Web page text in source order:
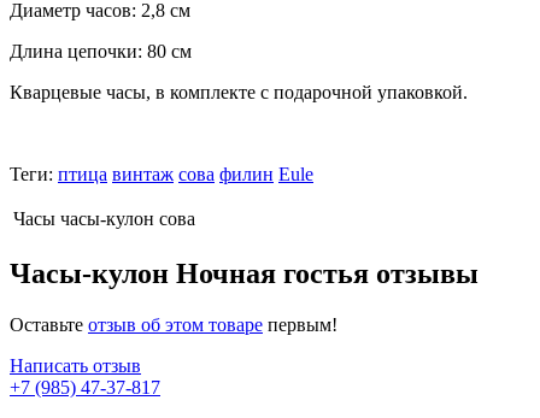
Диаметр часов: 2,8 см
Длина цепочки: 80 см
Кварцевые часы, в комплекте с подарочной упаковкой.
Теги: птица винтаж сова филин Eule
Часы часы-кулон сова
Часы-кулон Ночная гостья отзывы
Оставьте отзыв об этом товаре первым!
Написать отзыв
+7 (985) 47-37-817